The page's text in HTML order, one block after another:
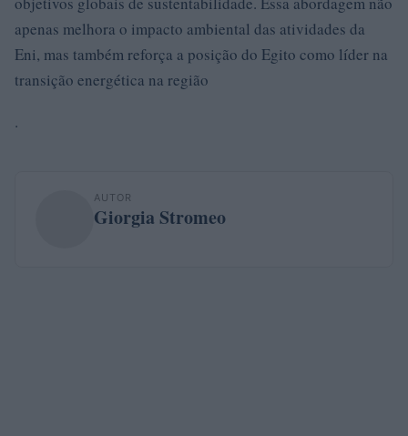
apenas melhora o impacto ambiental das atividades da
Eni, mas também reforça a posição do Egito como líder na
transição energética na região
.
AUTOR
Giorgia Stromeo